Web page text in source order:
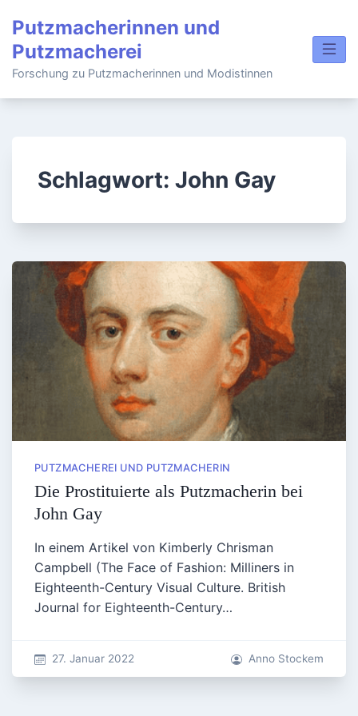
content
Putzmacherinnen und
Putzmacherei
Forschung zu Putzmacherinnen und Modistinnen
Schlagwort: John Gay
PUTZMACHEREI UND PUTZMACHERIN
Die Prostituierte als Putzmacherin bei
John Gay
In einem Artikel von Kimberly Chrisman
Campbell (The Face of Fashion: Milliners in
Eighteenth-Century Visual Culture. British
Journal for Eighteenth-Century…
27. Januar 2022 Anno Stockem